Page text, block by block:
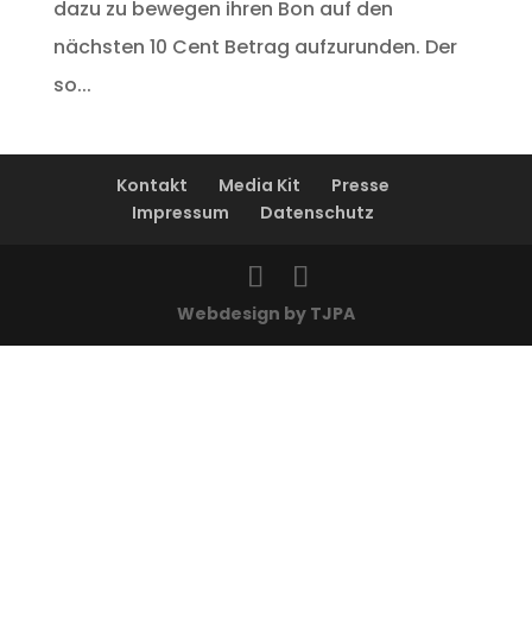
dazu zu bewegen ihren Bon auf den
nächsten 10 Cent Betrag aufzurunden. Der
so...
Kontakt Media Kit
Presse
Impressum
Datenschutz
Webdesign by TJPA